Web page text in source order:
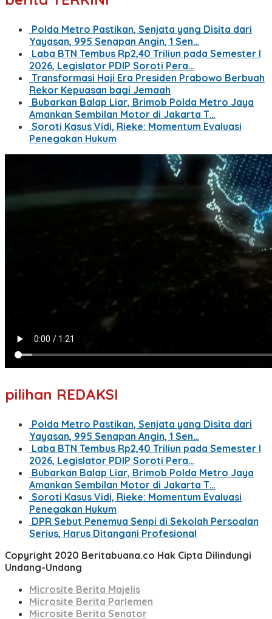
Polda Metro Pastikan, Senjata yang Disita dari
Yayasan, 995 Senapan Angin, 1 Sen…
Laba BTN Tembus Rp2,40 Triliun pada Semester I
2026, Legislator PDIP Soroti Pera…
Transformasi Haji Era Presiden Prabowo Berbuah
Rekor Kepuasan bagi Jemaah
Bubarkan Balap Liar, Brimob Polda Metro Jaya
Amankan Sembilan Motor di Jakarta T…
Soroti Kasus Vidi, Rieke: Momentum Evaluasi
Penegakan Hukum
pilihan REDAKSI
Polda Metro Pastikan, Senjata yang Disita dari
Yayasan, 995 Senapan Angin, 1 Sen…
Laba BTN Tembus Rp2,40 Triliun pada Semester I
2026, Legislator PDIP Soroti Pera…
Bubarkan Balap Liar, Brimob Polda Metro Jaya
Amankan Sembilan Motor di Jakarta T…
Soroti Kasus Vidi, Rieke: Momentum Evaluasi
Penegakan Hukum
DPR Sebut Penemua Senpi di Sekolah Persoalan
Serius, Harus Ditangani Profesional
Copyright 2020 Beritabuana.co Hak Cipta Dilindungi
Undang-Undang
Microsite Berita Majelis
Microsite Berita Parlemen
Microsite Berita Senator